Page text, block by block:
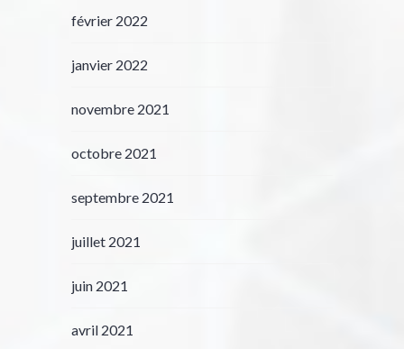
février 2022
janvier 2022
novembre 2021
octobre 2021
septembre 2021
juillet 2021
juin 2021
avril 2021